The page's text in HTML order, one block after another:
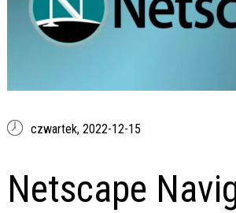
czwartek, 2022-12-15
Netscape